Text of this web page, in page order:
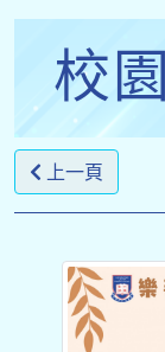
校
上一頁